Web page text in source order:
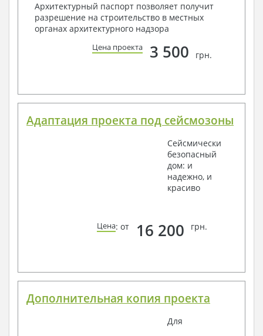
Архитектурный паспорт позволяет получит
разрешение на строительство в местных
органах архитектурного надзора
Цена проекта 3 500 грн.
Адаптация проекта под сейсмозоны
Сейсмически
безопасный
дом: и
надежно, и
красиво
Цена: от 16 200 грн.
Дополнительная копия проекта
Для